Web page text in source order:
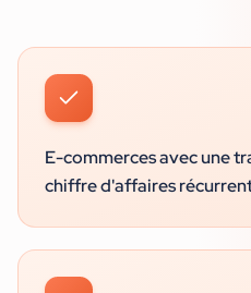
E-commerces avec une
chiffre d'affaires